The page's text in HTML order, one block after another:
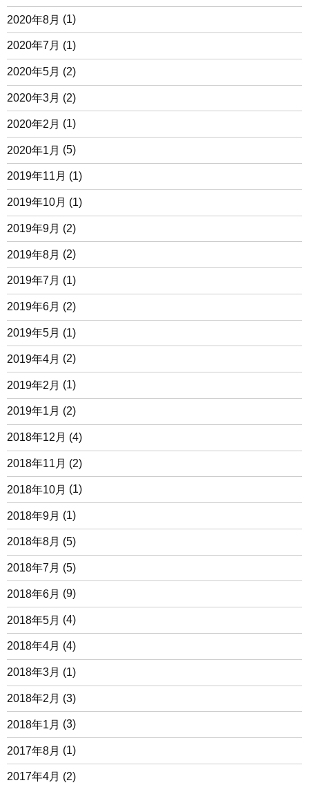
2020年8月 (1)
2020年7月 (1)
2020年5月 (2)
2020年3月 (2)
2020年2月 (1)
2020年1月 (5)
2019年11月 (1)
2019年10月 (1)
2019年9月 (2)
2019年8月 (2)
2019年7月 (1)
2019年6月 (2)
2019年5月 (1)
2019年4月 (2)
2019年2月 (1)
2019年1月 (2)
2018年12月 (4)
2018年11月 (2)
2018年10月 (1)
2018年9月 (1)
2018年8月 (5)
2018年7月 (5)
2018年6月 (9)
2018年5月 (4)
2018年4月 (4)
2018年3月 (1)
2018年2月 (3)
2018年1月 (3)
2017年8月 (1)
2017年4月 (2)